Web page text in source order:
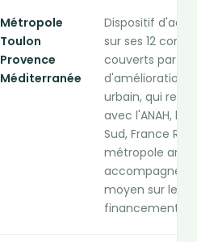
Métropole
Toulon
Provence
Méditerranée
Dispositif
sur ses 12
couverts par
d'amélioration
urbain, qui
avec l'ANAH, le
Sud, France
métropole
accompagnés
moyen sur les
financements,